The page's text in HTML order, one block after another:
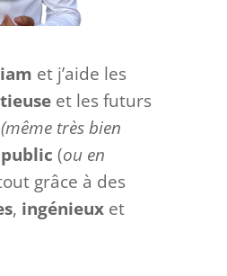
et j’aide les
et les futurs
(même très bien
public (ou en
grâce à des
, ingénieuxet